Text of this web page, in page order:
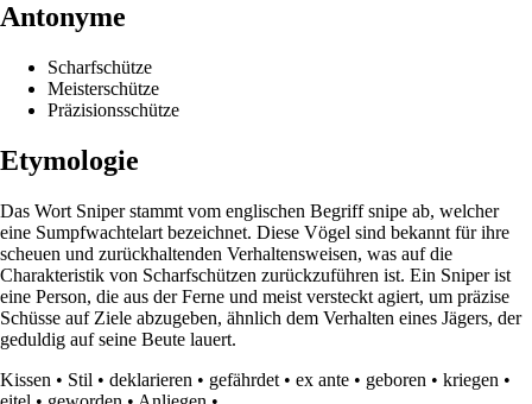
Antonyme
Scharfschütze
Meisterschütze
Präzisionsschütze
Etymologie
Das Wort Sniper stammt vom englischen Begriff snipe ab, welcher
eine Sumpfwachtelart bezeichnet. Diese Vögel sind bekannt für ihre
scheuen und zurückhaltenden Verhaltensweisen, was auf die
Charakteristik von Scharfschützen zurückzuführen ist. Ein Sniper ist
eine Person, die aus der Ferne und meist versteckt agiert, um präzise
Schüsse auf Ziele abzugeben, ähnlich dem Verhalten eines Jägers, der
geduldig auf seine Beute lauert.
Kissen • Stil • deklarieren • gefährdet • ex ante • geboren • kriegen •